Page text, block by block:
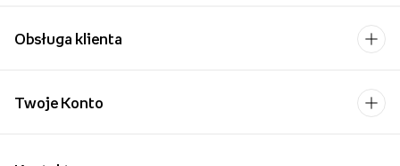
Obsługa klienta
Twoje Konto